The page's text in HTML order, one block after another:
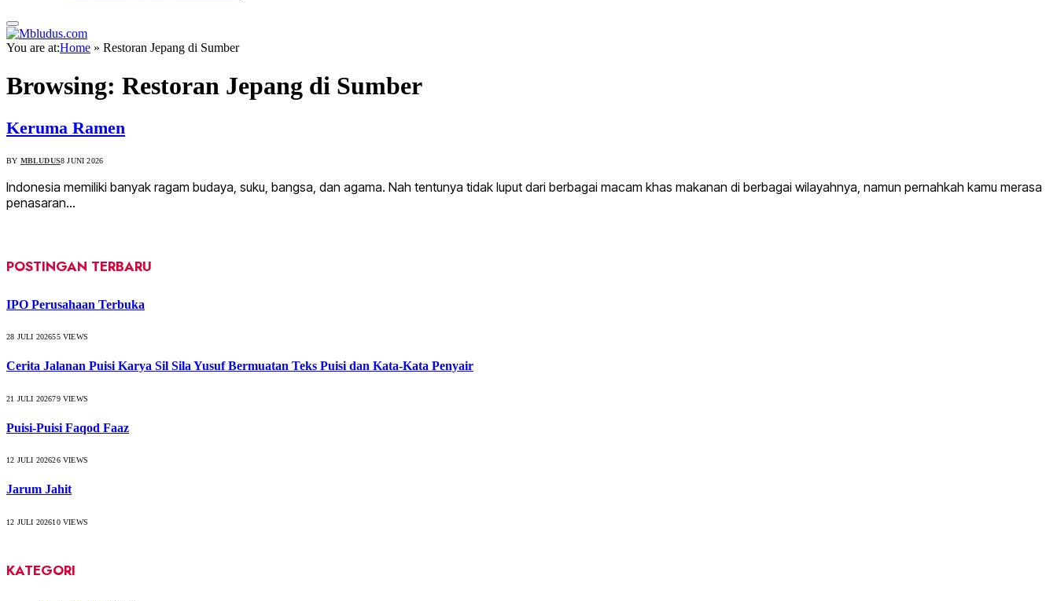
You are at:Home » Restoran Jepang di Sumber
Browsing: Restoran Jepang di Sumber
Keruma Ramen
BY MBLUDUS8 JUNI 2026
Indonesia memiliki banyak ragam budaya, suku, bangsa, dan agama. Nah tentunya tidak luput dari berbagai macam khas makanan di berbagai wilayahnya, namun pernahkah kamu merasa
penasaran…
POSTINGAN TERBARU
IPO Perusahaan Terbuka
28 JULI 202655VIEWS
Cerita Jalanan Puisi Karya Sil Sila Yusuf Bermuatan Teks Puisi dan Kata-Kata Penyair
21 JULI 202679VIEWS
Puisi-Puisi Faqod Faaz
12 JULI 202626VIEWS
Jarum Jahit
12 JULI 202610VIEWS
KATEGORI